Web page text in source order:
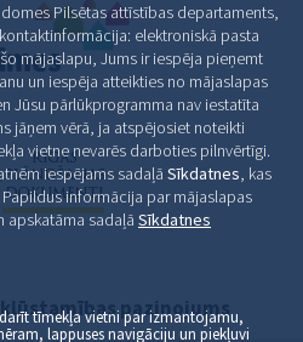
paziņojums
Pilsētas attīstības departaments,
elektroniskā pasta
mājaslapu, Jums ir iespēja pieņemt
un iespēja atteikties no mājaslapas
Jūsu pārlūkprogramma nav iestatīta
jāņem vērā, ja atspējosiet noteikti
vietne nevarēs darboties pilnvērtīgi.
iespējams sadaļā Sīkdatnes, kas
informācija par mājaslapas
apskatāma sadaļā Sīkdatnes
tīmekļa vietni par izmantojamu,
lappuses navigāciju un piekļuvi